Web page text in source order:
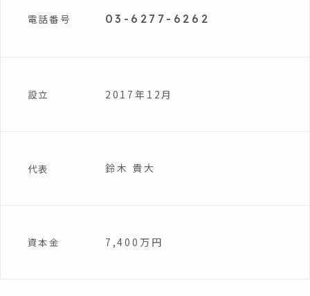
電話番号 03-6277-6262
設立 2017年12月
代表 鈴木 貴大
資本金 7,400万円